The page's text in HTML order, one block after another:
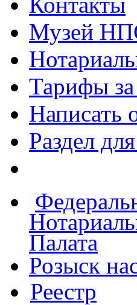
Музей
Тарифы
Написать
Раздел
Палата
Розыск
Реестр